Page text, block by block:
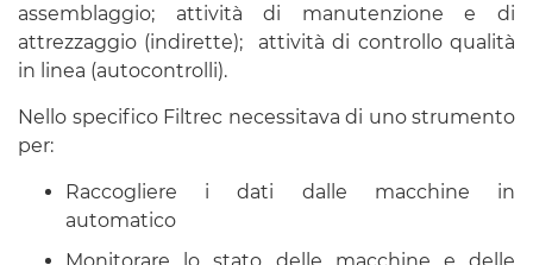
assemblaggio; attività di manutenzione e di
attrezzaggio (indirette); attività di controllo qualità
in linea (autocontrolli).
Nello specifico Filtrec necessitava di uno strumento
per:
Raccogliere i dati dalle macchine in
automatico
Monitorare lo stato delle macchine e delle